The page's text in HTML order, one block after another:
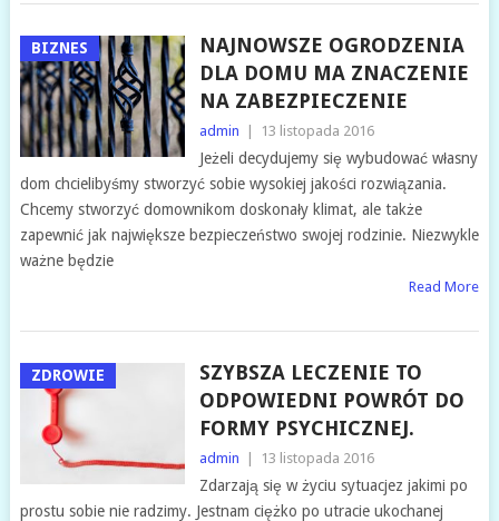
BIZNES
NAJNOWSZE OGRODZENIA
DLA DOMU MA ZNACZENIE
NA ZABEZPIECZENIE
admin 13 listopada 2016
Jeżeli decydujemy się wybudować własny
dom chcielibyśmy stworzyć sobie wysokiej jakości rozwiązania.
Chcemy stworzyć domownikom doskonały klimat, ale także
zapewnić jak największe bezpieczeństwo swojej rodzinie. Niezwykle
ważne będzie
Read More
ZDROWIE
SZYBSZA LECZENIE TO
ODPOWIEDNI POWRÓT DO
FORMY PSYCHICZNEJ.
admin 13 listopada 2016
Zdarzają się w życiu sytuacjez jakimi po
prostu sobie nie radzimy. Jestnam ciężko po utracie ukochanej